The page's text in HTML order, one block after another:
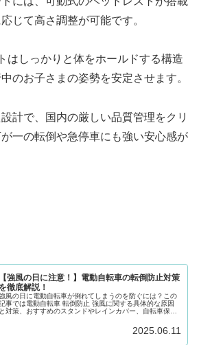
じて高さ調整が可能です。
はしっかりと体をホールドする構造
のお子さまの姿勢を安定させます。
計で、国内の厳しい品質管理をクリ
一の転倒や急停車にも強い安心感が
【強風の日に注意！】電動自転車の転倒防止対策
を徹底解説！
風の日に電動自転車が倒れてしまうのを防ぐには？この
事では電動自転車 転倒防止 強風に関する具体的な原因
と対策、おすすめのスタンドやレインカバー、自転車保険
2025.06.11